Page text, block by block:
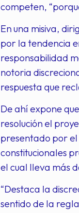
competen,
En una misiva,
por la tendencia
responsabilidad
notoria
respuesta que
De ahí expone
resolución el
presentado por el
constitucionales
el cual lleva más
“Destaca la
sentido de la